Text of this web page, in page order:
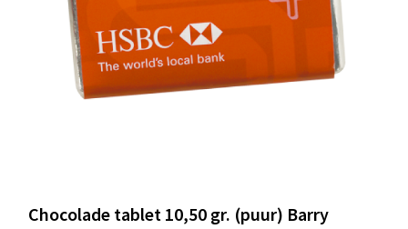
Chocolade tablet 10,50 gr. (puur) Barry